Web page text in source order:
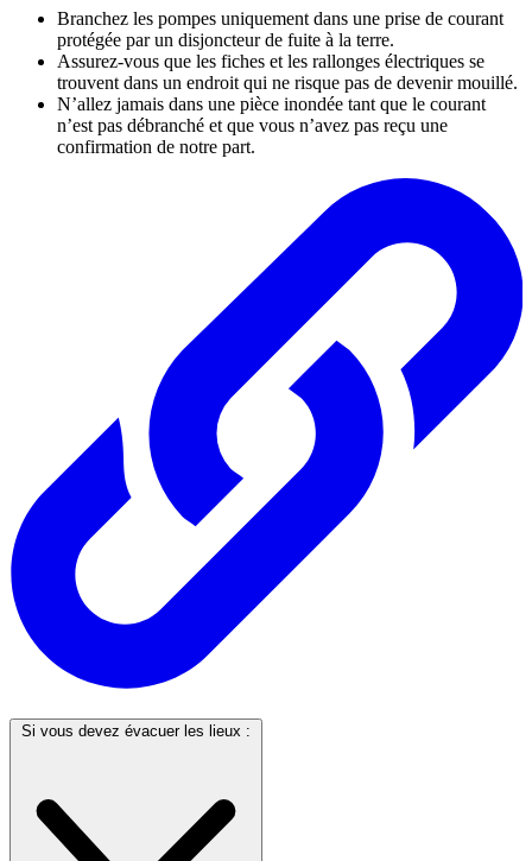
Branchez les pompes uniquement dans une prise de courant
protégée par un disjoncteur de fuite à la terre.
Assurez-vous que les fiches et les rallonges électriques se
trouvent dans un endroit qui ne risque pas de devenir mouillé.
N’allez jamais dans une pièce inondée tant que le courant
n’est pas débranché et que vous n’avez pas reçu une
confirmation de notre part.
Si vous devez évacuer les lieux :